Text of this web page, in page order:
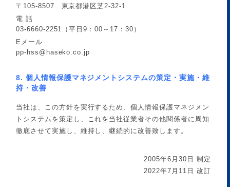
〒105-8507 東京都港区芝2-32-1
電 話
03-6660-2251
（平日9：00～17：30）
Eメール
pp-hss@haseko.co.jp
8. 個人情報保護マネジメントシステムの策定・実施・維
持・改善
当社は、この方針を実行するため、個人情報保護マネジメン
トシステムを策定し、これを当社従業者その他関係者に周知
徹底させて実施し、維持し、継続的に改善致します。
2005年6月30日 制定
2022年7月11日 改訂